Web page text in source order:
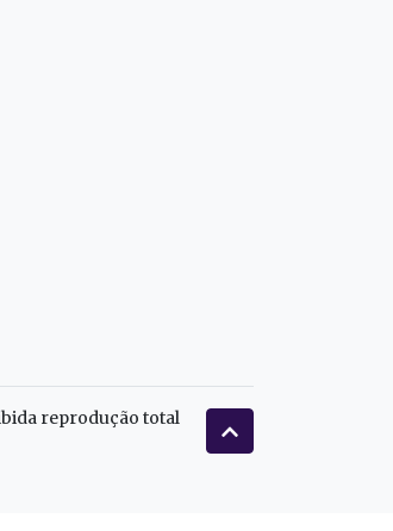
reprodução total